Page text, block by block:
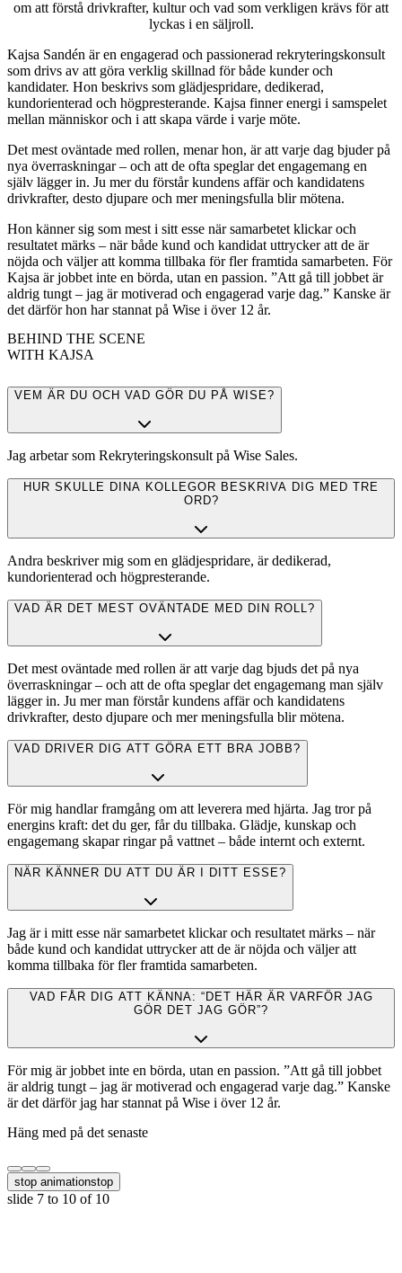
om att förstå drivkrafter, kultur och vad som verkligen krävs för att
lyckas i en säljroll.
Kajsa Sandén är en engagerad och passionerad rekryteringskonsult
som drivs av att göra verklig skillnad för både kunder och
kandidater. Hon beskrivs som glädjespridare, dedikerad,
kundorienterad och högpresterande. Kajsa finner energi i samspelet
mellan människor och i att skapa värde i varje möte.
Det mest oväntade med rollen, menar hon, är att varje dag bjuder på
nya överraskningar – och att de ofta speglar det engagemang en
själv lägger in. Ju mer du förstår kundens affär och kandidatens
drivkrafter, desto djupare och mer meningsfulla blir mötena.
Hon känner sig som mest i sitt esse när samarbetet klickar och
resultatet märks – när både kund och kandidat uttrycker att de är
nöjda och väljer att komma tillbaka för fler framtida samarbeten. För
Kajsa är jobbet inte en börda, utan en passion. ”Att gå till jobbet är
aldrig tungt – jag är motiverad och engagerad varje dag.” Kanske är
det därför hon har stannat på Wise i över 12 år.
BEHIND THE SCENE
WITH KAJSA
VEM ÄR DU OCH VAD GÖR DU PÅ WISE?
Jag arbetar som Rekryteringskonsult på Wise Sales.
HUR SKULLE DINA KOLLEGOR BESKRIVA DIG MED TRE
ORD?
Andra beskriver mig som en glädjespridare, är dedikerad,
kundorienterad och högpresterande.
VAD ÄR DET MEST OVÄNTADE MED DIN ROLL?
Det mest oväntade med rollen är att varje dag bjuds det på nya
överraskningar – och att de ofta speglar det engagemang man själv
lägger in. Ju mer man förstår kundens affär och kandidatens
drivkrafter, desto djupare och mer meningsfulla blir mötena.
VAD DRIVER DIG ATT GÖRA ETT BRA JOBB?
För mig handlar framgång om att leverera med hjärta. Jag tror på
energins kraft: det du ger, får du tillbaka. Glädje, kunskap och
engagemang skapar ringar på vattnet – både internt och externt.
NÄR KÄNNER DU ATT DU ÄR I DITT ESSE?
Jag är i mitt esse när samarbetet klickar och resultatet märks – när
både kund och kandidat uttrycker att de är nöjda och väljer att
komma tillbaka för fler framtida samarbeten.
VAD FÅR DIG ATT KÄNNA: “DET HÄR ÄR VARFÖR JAG
GÖR DET JAG GÖR”?
För mig är jobbet inte en börda, utan en passion. ”Att gå till jobbet
är aldrig tungt – jag är motiverad och engagerad varje dag.” Kanske
är det därför jag har stannat på Wise i över 12 år.
Häng med på det senaste
stop animationstop
slide 7 to 10 of 10